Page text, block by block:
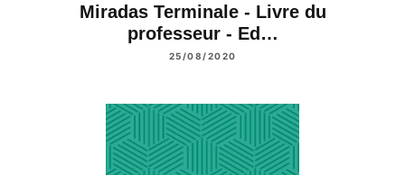
Miradas Terminale - Livre du
professeur - Ed…
25/08/2020